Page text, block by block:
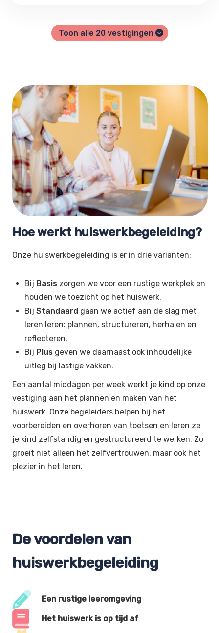
Toon alle 20vestigingen
Hoe werkt huiswerkbegeleiding?
Onze huiswerkbegeleiding is er in drie varianten:
Bij Basis zorgen we voor een rustige werkplek en
houden we toezicht op het huiswerk.
Bij Standaard gaan we actief aan de slag met
leren leren: plannen, structureren, herhalen en
reflecteren.
Bij Plus geven we daarnaast ook inhoudelijke
uitleg bij lastige vakken.
Een aantal middagen per week werkt je kind op onze
vestiging aan het plannen en maken van het
huiswerk. Onze begeleiders helpen bij het
voorbereiden en overhoren van toetsen en leren ze
je kind zelfstandig en gestructureerd te werken. Zo
groeit niet alleen het zelfvertrouwen, maar ook het
plezier in het leren.
De voordelen van
huiswerkbegeleiding
Een rustige leeromgeving
Het huiswerk is op tijd af